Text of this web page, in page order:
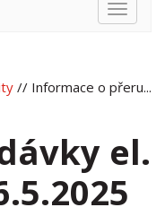
Hlavní
// Informace o přeru...
el.